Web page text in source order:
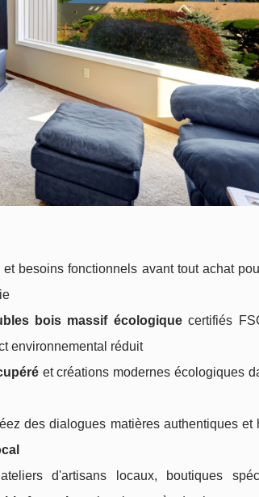
besoins fonctionnels avant tout achat
bois massif écologiquecertifiés
environnemental réduit
et créations modernes écologiques
des dialogues matières authentiques et
d'artisans locaux, boutiques